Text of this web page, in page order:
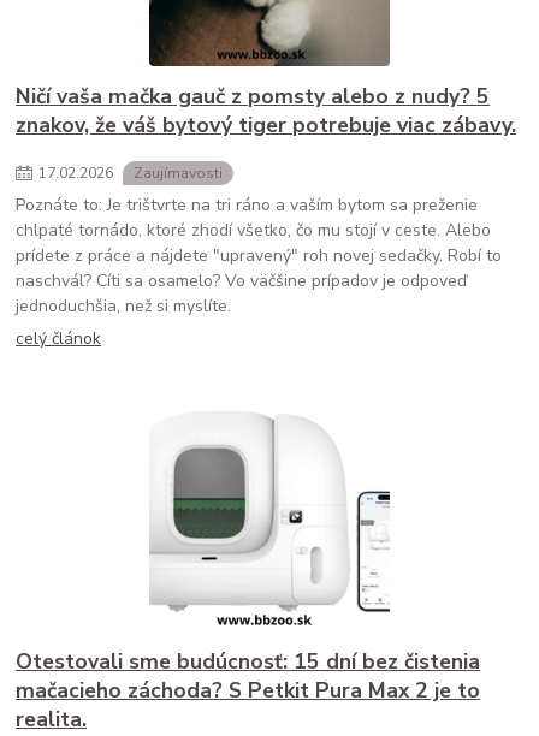
Ničí vaša mačka gauč z pomsty alebo z nudy? 5
znakov, že váš bytový tiger potrebuje viac zábavy.
17.02.2026 Zaujímavosti
Poznáte to: Je trištvrte na tri ráno a vaším bytom sa preženie
chlpaté tornádo, ktoré zhodí všetko, čo mu stojí v ceste. Alebo
prídete z práce a nájdete "upravený" roh novej sedačky. Robí to
naschvál? Cíti sa osamelo? Vo väčšine prípadov je odpoveď
jednoduchšia, než si myslíte.
celý článok
Otestovali sme budúcnosť: 15 dní bez čistenia
mačacieho záchoda? S Petkit Pura Max 2 je to
realita.